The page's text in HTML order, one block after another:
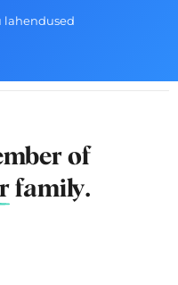
lahendused
of
family.